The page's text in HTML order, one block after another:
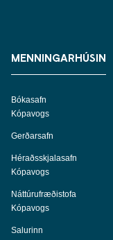
MENNINGARHÚSIN
Bókasafn
Kópavogs
Gerðarsafn
Héraðsskjalasafn
Kópavogs
Náttúrufræðistofa
Kópavogs
Salurinn